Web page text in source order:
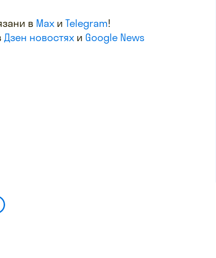
в Max и Telegram!
Дзен новостях и Google News